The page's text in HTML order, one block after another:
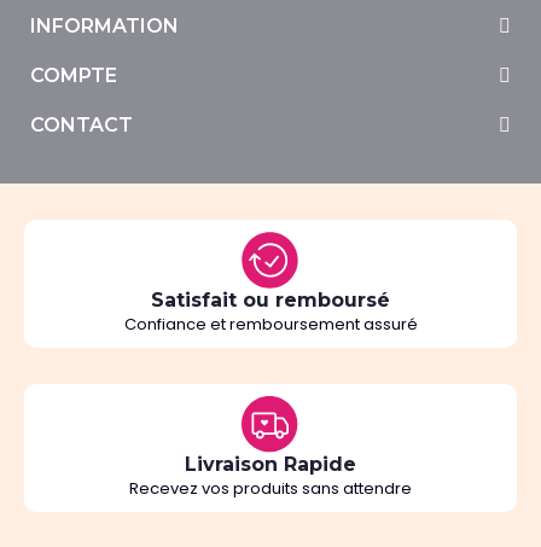
INFORMATION
COMPTE
CONTACT
Satisfait ou remboursé
Confiance et remboursement assuré
Livraison Rapide
Recevez vos produits sans attendre